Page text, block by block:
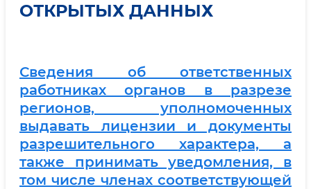
ОТКРЫТЫХ ДАННЫХ
Сведения об ответственных
работниках органов в разрезе
регионов, уполномоченных
выдавать лицензии и документы
разрешительного характера, а
также принимать уведомления, в
том числе членах соответствующей